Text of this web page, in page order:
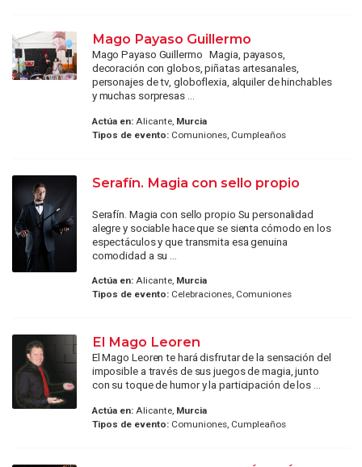
Mago Payaso Guillermo
Mago Payaso Guillermo Magia, payasos,
decoración con globos, piñatas artesanales,
personajes de tv, globoflexia, alquiler de hinchables
y muchas sorpresas ...
Actúa en:Alicante, Murcia
Tipos de evento:Comuniones, Cumpleaños
Serafín. Magia con sello propio
Serafín. Magia con sello propio Su personalidad
alegre y sociable hace que se sienta cómodo en los
espectáculos y que transmita esa genuina
comodidad a su ...
Actúa en:Alicante, Murcia
Tipos de evento:Celebraciones, Comuniones
El Mago Leoren
El Mago Leoren te hará disfrutar de la sensación del
imposible a través de sus juegos de magia, junto
con su toque de humor y la participación de los ...
Actúa en:Alicante, Murcia
Tipos de evento:Comuniones, Cumpleaños